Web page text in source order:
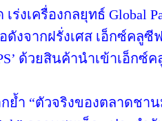
ร่งเครื่องกลยุทธ์ Global
งจากฝรั่งเศส เอ็กซ์คลูซี
ด้วยสินค้านำเข้าเอ็ก
กย้ำ “ตัวจริงของตลาดชา